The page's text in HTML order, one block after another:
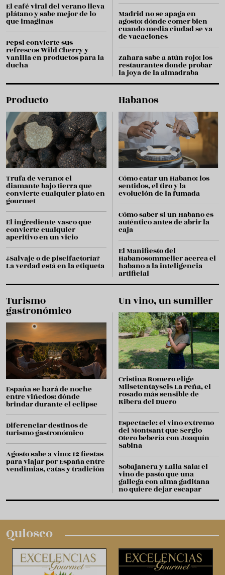
El café viral del verano lleva
plátano y sabe mejor de lo
que imaginas
Pepsi convierte sus
refrescos Wild Cherry y
Vanilla en productos para la
ducha
Madrid no se apaga en
agosto: dónde comer bien
cuando media ciudad se va
de vacaciones
Zahara sabe a atún rojo: los
restaurantes donde probar
la joya de la almadraba
Producto
Trufa de verano: el
diamante bajo tierra que
convierte cualquier plato en
gourmet
El ingrediente vasco que
convierte cualquier
aperitivo en un vicio
¿Salvaje o de piscifactoría?
La verdad está en la etiqueta
Habanos
Cómo catar un Habano: los
sentidos, el tiro y la
evolución de la fumada
Cómo saber si un Habano es
auténtico antes de abrir la
caja
El Manifiesto del
Habanosommelier acerca el
habano a la inteligencia
artificial
Turismo
gastronómico
España se hará de noche
entre viñedos: dónde
brindar durante el eclipse
Diferenciar destinos de
turismo gastronómico
Agosto sabe a vino: 12 fiestas
para viajar por España entre
vendimias, catas y tradición
Un vino, un sumiller
Cristina Romero elige
Milsetentayseis La Peña, el
rosado más sensible de
Ribera del Duero
Espectacle: el vino extremo
del Montsant que Sergio
Otero bebería con Joaquín
Sabina
Sobajanera y Laila Sala: el
vino de pasto que una
gallega con alma gaditana
no quiere dejar escapar
Quiosco